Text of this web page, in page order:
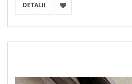
DETALII